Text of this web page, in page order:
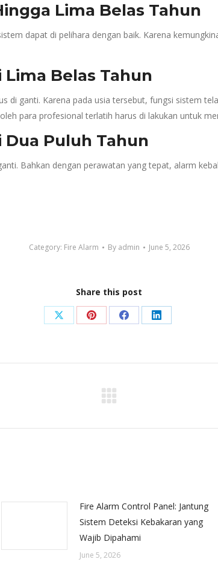
Lima Belas Tahun
dapat di pelihara dengan baik. Karena
Belas Tahun
di ganti. Karena pada usia tersebut, fungsi sistem
para profesional terlatih harus di lakukan untuk
Dua Puluh Tahun
Bahkan dengan perawatan yang tepat, alarm
Category: Fire Alarm By admin June 5, 2026
Share this post
Share
X
Share
Pinterest
Share
Facebook
Share
LinkedIn
Fire Alarm Control Panel: Jantung
Sistem Deteksi Kebakaran yang
Wajib Dipahami
June 5, 2026